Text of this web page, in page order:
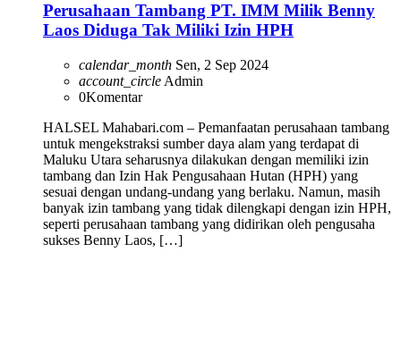
Perusahaan Tambang PT. IMM Milik Benny
Laos Diduga Tak Miliki Izin HPH
calendar_month Sen, 2 Sep 2024
account_circle Admin
0Komentar
HALSEL Mahabari.com – Pemanfaatan perusahaan tambang
untuk mengekstraksi sumber daya alam yang terdapat di
Maluku Utara seharusnya dilakukan dengan memiliki izin
tambang dan Izin Hak Pengusahaan Hutan (HPH) yang
sesuai dengan undang-undang yang berlaku. Namun, masih
banyak izin tambang yang tidak dilengkapi dengan izin HPH,
seperti perusahaan tambang yang didirikan oleh pengusaha
sukses Benny Laos, […]